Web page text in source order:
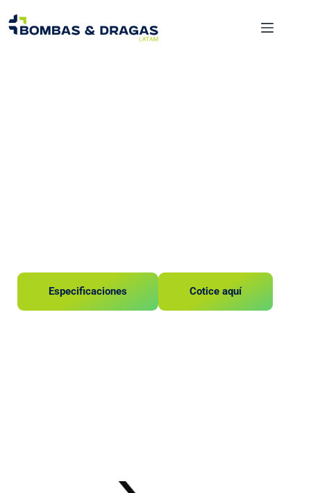
Especificaciones Cotice aquí